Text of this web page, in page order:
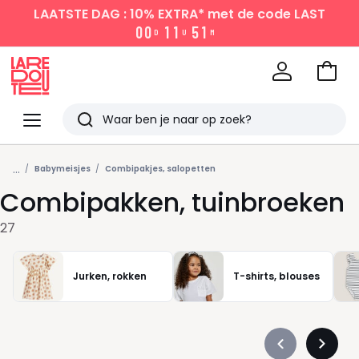
LAATSTE DAG : 10% EXTRA* met de code LAST
00 D 1 1 U 51 M
Menu
Redoute
Zoeken
Laatst
bekeken
Naar
... Babymeisjes Combipakjes, salopetten
Combipakken, tuinbroeken
27
Jurken, rokken T-shirts, blouses
Précédent